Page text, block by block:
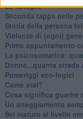
Le famiglie
Seconda tappa nelle
​Storia della persona
Violenze di (ogni)
​Primo appuntamento
La psicosomatica:
Donne...quanta strada
​Pomeriggi eco-logici
​Come stai?
Cosa significa guarire
​Un atteggiamento
​Sei maturo al livello